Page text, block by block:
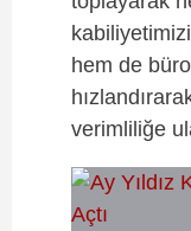
hem de
verimliliğe